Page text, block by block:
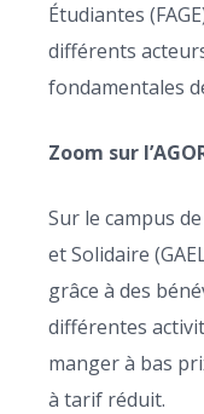
Étudiantes
différents
fondamentales
Zoom sur
Sur le campus
et Solidaire
grâce à des
différentes
manger à bas
à tarif réduit.